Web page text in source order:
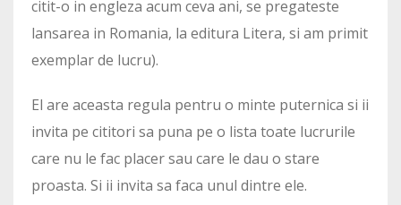
citit-o in engleza acum ceva ani, se pregateste
lansarea in Romania, la editura Litera, si am primit
exemplar de lucru).
El are aceasta regula pentru o minte puternica si ii
invita pe cititori sa puna pe o lista toate lucrurile
care nu le fac placer sau care le dau o stare
proasta. Si ii invita sa faca unul dintre ele.